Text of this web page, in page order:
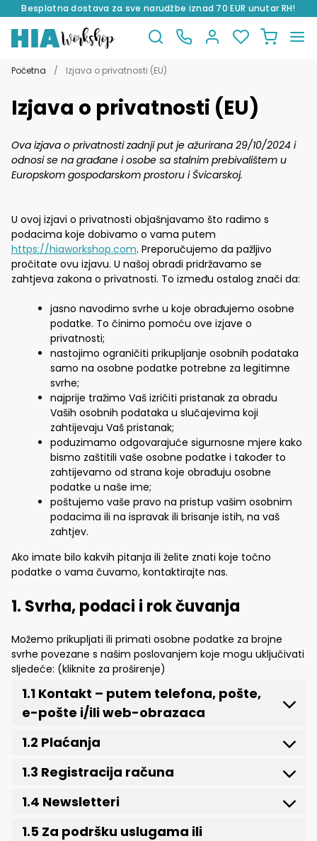
Besplatna dostava za sve narudžbe iznad 70 EUR unutar RH!
na
do
Početna / Izjava o privatnosti (EU)
Izjava o privatnosti (EU)
Ova izjava o privatnosti zadnji put je ažurirana 29/10/2024 i
odnosi se na građane i osobe sa stalnim prebivalištem u
Europskom gospodarskom prostoru i Švicarskoj.
U ovoj izjavi o privatnosti objašnjavamo što radimo s
podacima koje dobivamo o vama putem
https://hiaworkshop.com. Preporučujemo da pažljivo
pročitate ovu izjavu. U našoj obradi pridržavamo se
zahtjeva zakona o privatnosti. To između ostalog znači da:
jasno navodimo svrhe u koje obrađujemo osobne
podatke. To činimo pomoću ove izjave o
privatnosti;
nastojimo ograničiti prikupljanje osobnih podataka
samo na osobne podatke potrebne za legitimne
svrhe;
najprije tražimo Vaš izričiti pristanak za obradu
Vaših osobnih podataka u slučajevima koji
zahtijevaju Vaš pristanak;
poduzimamo odgovarajuće sigurnosne mjere kako
bismo zaštitili vaše osobne podatke i također to
zahtijevamo od strana koje obrađuju osobne
podatke u naše ime;
poštujemo vaše pravo na pristup vašim osobnim
podacima ili na ispravak ili brisanje istih, na vaš
zahtjev.
Ako imate bilo kakvih pitanja ili želite znati koje točno
podatke o vama čuvamo, kontaktirajte nas.
1. Svrha, podaci i rok čuvanja
Možemo prikupljati ili primati osobne podatke za brojne
svrhe povezane s našim poslovanjem koje mogu uključivati
sljedeće: (kliknite za proširenje)
1.1 Kontakt – putem telefona, pošte,
e-pošte i/ili web-obrazaca
1.2 Plaćanja
1.3 Registracija računa
1.4 Newsletteri
1.5 Za podršku uslugama ili